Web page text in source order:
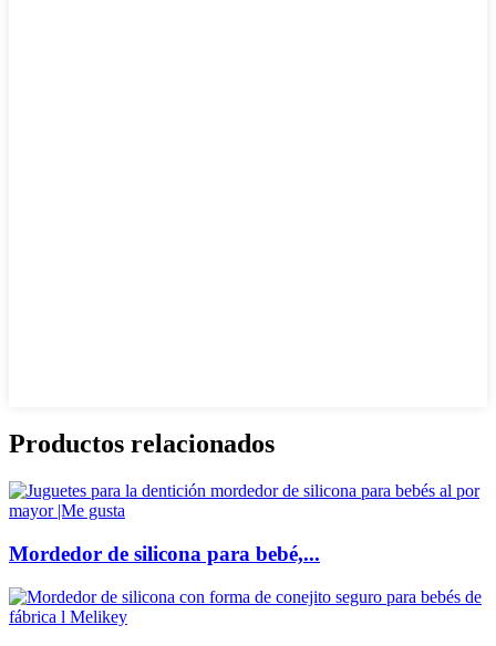
Productos relacionados
Mordedor de silicona para bebé,...